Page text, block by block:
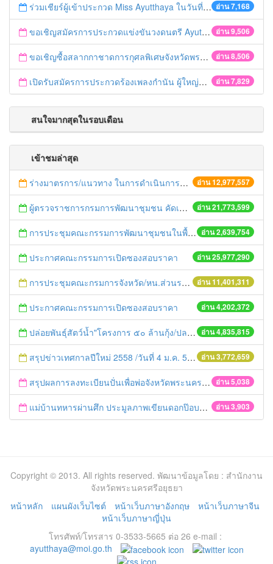
อ่าน 7,168
ร่วมเชียร์ผู้เข้าประกวด Miss Ayutthaya ในวันที่ 15 ธันวาคม 2560
อ่าน 9,506
ขอเชิญสมัครการประกวดแข่งขันวงดนตรี Ayutthaya battle of the bands
อ่าน 8,506
ขอเชิญซื้อสลากกาชาดการกุศลพิเศษจังหวัดพระนครศรีอยุธยา 2560
อ่าน 7,829
เปิดรับสมัครการประกวดร้องเพลงกำนัน ผู้ใหญ่บ้าน ฯลฯ
สนใจมากสุดในรอบเดือน
เข้าชมล่าสุด
อ่าน 12,977,557
ร่างมาตรการ/แนวทาง ในการดำเนินการประกอบการตรวจราชการแบบบูรณาการ
อ่าน 21,773,599
ผู้ตรวจราชการกรมการพัฒนาชุมชน คัดเลือกข้าราชการและลูกจ้างดีเด่น และหน่วยงานพัฒนาชุมชนใสสะอาด ประจำปี ๒๕๕๔
อ่าน 2,639,754
การประชุมคณะกรรมการพัฒนาชุมชนในพื้นที่รอบโรงไฟฟ้า (คพรฟ.) ครั้งที่ 2/2558 กองทุนพัฒนาไฟฟ้าบริษัท โรจนะเพาเวอร์ จำกัด
อ่าน 25,977,290
ประกาศคณะกรรมการเปิดซองสอบราคา
อ่าน 11,401,311
การประชุมคณะกรมการจังหวัด/หน.ส่วนราชการประจำเดือน มิถุนายน 2558
อ่าน 4,202,372
ประกาศคณะกรรมการเปิดซองสอบราคา
อ่าน 4,835,815
ปล่อยพันธุ์สัตว์น้ำ"โครงการ ๕๐ ล้านกุ้ง/ปลา ฟื้นชีวิตใหม่ให้เจ้าพระยา
อ่าน 3,772,659
สรุปข่าวเทศกาลปีใหม่ 2558 /วันที่ 4 ม.ค. 58
อ่าน 5,038
สรุปผลการลงทะเบียนปั่นเพื่อพ่อจังหวัดพระนครศรีอยุธยา
อ่าน 3,903
แม่บ้านทหารผ่านศึก ประมูลภาพเขียนดอกป๊อบปี โดยฝีมือพังปีเตอร์ หาเงินช่วยทหารผ่านศึก
Copyright © 2013. All rights reserved. พัฒนาข้อมูลโดย : สำนักงาน
จังหวัดพระนครศรีอยุธยา
หน้าหลัก
แผนผังเว็บไซต์ หน้าเว็บภาษาอังกฤษ
หน้าเว็บภาษาจีน
หน้าเว็บภาษาญี่ปุ่น
โทรศัพท์/โทรสาร 0-3533-5665 ต่อ 26 e-mail :
ayutthaya@moi.go.th